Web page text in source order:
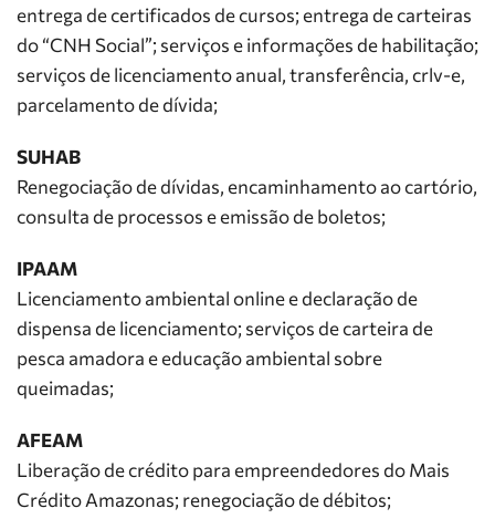
entrega de certificados de cursos; entrega de carteiras
do “CNH Social”; serviços e informações de habilitação;
serviços de licenciamento anual, transferência, crlv-e,
parcelamento de dívida;
SUHAB
Renegociação de dívidas, encaminhamento ao cartório,
consulta de processos e emissão de boletos;
IPAAM
Licenciamento ambiental online e declaração de
dispensa de licenciamento; serviços de carteira de
pesca amadora e educação ambiental sobre
queimadas;
AFEAM
Liberação de crédito para empreendedores do Mais
Crédito Amazonas; renegociação de débitos;